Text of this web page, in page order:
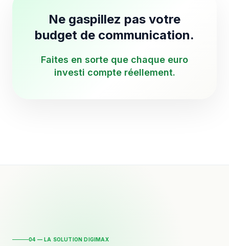
Ne gaspillez pas votre
budget de communication.
Faites en sorte que chaque euro
investi compte réellement.
04 — LA SOLUTION DIGIMAX